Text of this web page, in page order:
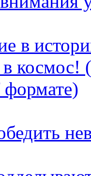
в
космос!
формате)